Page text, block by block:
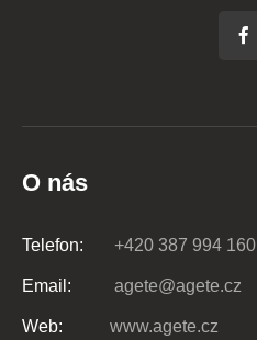
O nás
Telefon: +420 387 994 160
Email: agete@agete.cz
Web: www.agete.cz